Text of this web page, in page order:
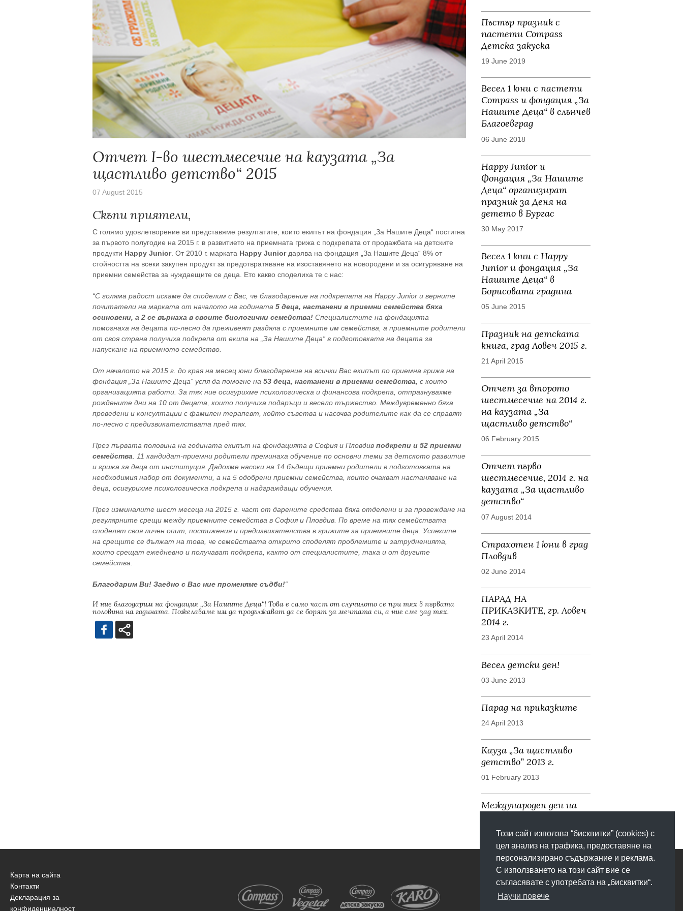
Този сайт използва “бисквитки” (cookies) с
цел анализ на трафика, предоставяне на
персонализирано съдържание и реклама.
С използването на този сайт вие се
съгласявате с употребата на „бисквитки“.
Научи повече
Отчет I-во шестмесечие на каузата „За
щастливо детство“ 2015
07 August 2015
Скъпи приятели,
С голямо удовлетворение ви представяме резултатите, които екипът на фондация „За Нашите Деца“ постигна
за първото полугодие на 2015 г. в развитието на приемната грижа с подкрепата от продажбата на детските
продукти Happy Junior. От 2010 г. марката Happy Juniorдарява на фондация „За Нашите Деца“ 8% от
стойността на всеки закупен продукт за предотвратяване на изоставянето на новородени и за осигуряване на
приемни семейства за нуждаещите се деца. Ето какво споделиха те с нас:
“С голяма радост искаме да споделим с Вас, че благодарение на подкрепата на Happy Junior и верните
почитатели на марката от началото на годината 5 деца, настанени в приемни семейства бяха
осиновени, а 2 се върнаха в своите биологични семейства! Специалистите на фондацията
помогнаха на децата по-лесно да преживеят раздяла с приемните им семейства, а приемните родители
от своя страна получиха подкрепа от екипа на „За Нашите Деца“ в подготовката на децата за
напускане на приемното семейство.
От началото на 2015 г. до края на месец юни благодарение на всички Вас екипът по приемна грижа на
фондация „За Нашите Деца“ успя да помогне на 53 деца, настанени в приемни семейства, с които
организацията работи. За тях ние осигурихме психологическа и финансова подкрепа, отпразнувахме
рождените дни на 10 от децата, които получиха подаръци и весело тържество. Междувременно бяха
проведени и консултации с фамилен терапевт, който съветва и насочва родителите как да се справят
по-лесно с предизвикателствата пред тях.
През първата половина на годината екипът на фондацията в София и Пловдив подкрепи и 52 приемни
семейства . 11 кандидат-приемни родители преминаха обучение по основни теми за детското развитие
и грижа за деца от институция. Дадохме насоки на 14 бъдещи приемни родители в подготовката на
необходимия набор от документи, а на 5 одобрени приемни семейства, които очакват настаняване на
деца, осигурихме психологическа подкрепа и надграждащи обучения.
През изминалите шест месеца на 2015 г. част от дарените средства бяха отделени и за провеждане на
регулярните срещи между приемните семейства в София и Пловдив. По време на тях семействата
споделят своя личен опит, постижения и предизвикателства в грижите за приемните деца. Успехите
на срещите се дължат на това, че семействата открито споделят проблемите и затрудненията,
които срещат ежедневно и получават подкрепа, както от специалистите, така и от другите
семейства.
Благодарим Ви! Заедно с Вас ние променяме съдби!“
И ние благодарим на фондация „За Нашите Деца“! Това е само част от случилото се при тях в първата
половина на годината. Пожелаваме им да продължават да се борят за мечтата си, а ние сме зад тях.
Пъстър празник с
пастети Compass
Детска закуска
19 June 2019
Весел 1 юни с пастети
Compass и фондация „За
Нашите Деца“ в слънчев
Благоевград
06 June 2018
Happy Junior и
Фондация „За Нашите
Деца“ организират
празник за Деня на
детето в Бургас
30 May 2017
Весел 1 юни с Happy
Junior и фондация „За
Нашите Деца“ в
Борисовата градина
05 June 2015
Празник на детската
книга, град Ловеч 2015 г.
21 April 2015
Отчет за второто
шестмесечие на 2014 г.
на каузата „За
щастливо детство“
06 February 2015
Отчет първо
шестмесечие, 2014 г. на
каузата „За щастливо
детство“
07 August 2014
Страхотен 1 юни в град
Пловдив
02 June 2014
ПАРАД НА
ПРИКАЗКИТЕ, гр. Ловеч
2014 г.
23 April 2014
Весел детски ден!
03 June 2013
Парад на приказките
24 April 2013
Кауза „За щастливо
детство” 2013 г.
01 February 2013
Международен ден на
03 June 2012
Карта на сайта
Контакти
Декларация за
конфиденциалност